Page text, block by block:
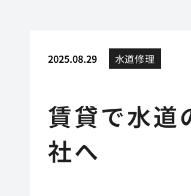
2025.08.29 水道修理
賃貸で水道
社へ